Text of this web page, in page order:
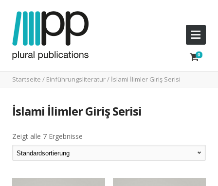
Startseite / Einführungsliteratur/ İslami İlimler Giriş Serisi
İslami İlimler Giriş Serisi
Zeigt alle 7 Ergebnisse